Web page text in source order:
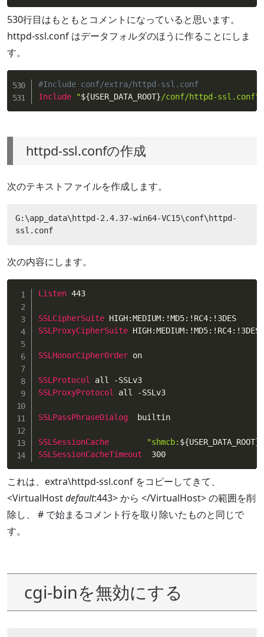
530行目はもともとコメントになっていると思います。
httpd-ssl.conf はデータフォルダのほうに作ることにしま
す。
#Include conf/extra/httpd-ssl.conf
Include
"${USER_DATA_ROOT}/conf/httpd-ssl.conf"
httpd-ssl.confの作成
次のテキストファイルを作成します。
G:\app_data\httpd-2.4.37-win64-VC15\conf\httpd-
ssl.conf
次の内容にします。
Listen 443
SSLCipherSuite
SSLProxyCipherSuite HIGH:MEDIUM:!MD5:!RC4:!3DES
SSLHonorCipherOrder on
SSLProtocol
SSLProxyProtocol
all -SSLv3
SSLPassPhraseDialog
  builtin
SSLSessionCache "shmcb: ${USER_DATA_ROOT}
SSLSessionCacheTimeout
  300
これは、extra\httpd-ssl.conf をコピーしてきて、
<VirtualHostdefault:443> から </VirtualHost> の範囲を削
除し、 # で始まるコメント行を取り除いたものと同じで
す。
cgi-binを無効にする